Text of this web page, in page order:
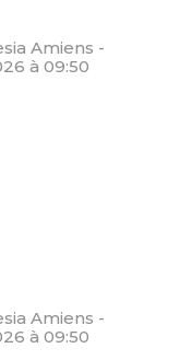
Amiens -
à 09:50
Amiens -
à 09:50